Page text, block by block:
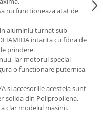
nu functioneaza atat de
aluminiu turnat sub
intarita cu fibra de
prindere.
iar motorul special
o functionare puternica,
si accesoriile acesteia sunt
solida din Polipropilena.
clar modelul masinii.